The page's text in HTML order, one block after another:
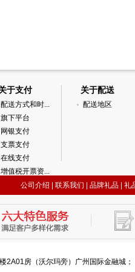
于支付
配送方式和时...
旗下平台
网银支付
支票支付
在线支付
增值税开票资...
关于配送
配送地区
公司介绍 联系我们 品牌礼品 礼
楼2A01房（沃尔玛旁）广州国际金